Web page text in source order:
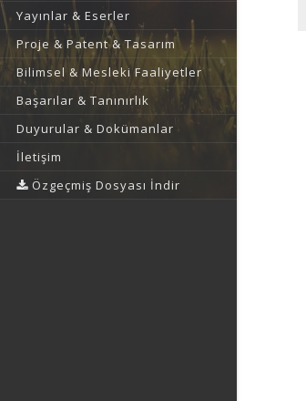
Yayınlar & Eserler
Proje & Patent & Tasarım
Bilimsel & Mesleki Faaliyetler
Başarılar & Tanınırlık
Duyurular & Dokümanlar
İletişim
Özgeçmiş Dosyası İndir